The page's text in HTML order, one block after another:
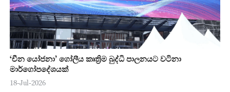
‘චීන යෝජනා’ ගෝලීය කෘත්‍රිම බුද්ධි පාලනයට වටිනා
මාර්ගෝපදේශයක්
18-Jul-2026